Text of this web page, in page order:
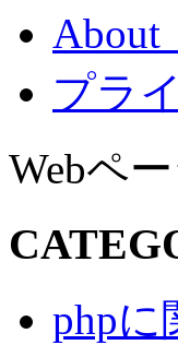
プラ
Webペ
phpに